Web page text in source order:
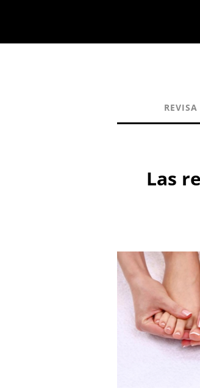
REVISA
Las